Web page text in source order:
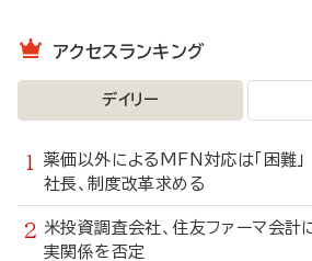
アクセスランキング
デイリー
薬価以外によるMFN対応は「困難
社長、制度改革求める
米投資調査会社、住友ファーマ会
実関係を否定